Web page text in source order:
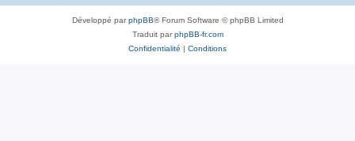
Développé parphpBB® Forum Software © phpBB Limited
Traduit parphpBB-fr.com
Confidentialité | Conditions